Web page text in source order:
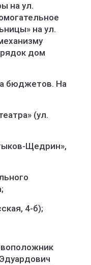
на ул.
на ул.
дом
бюджетов. На
(ул.
Щедрин»,
4-б);